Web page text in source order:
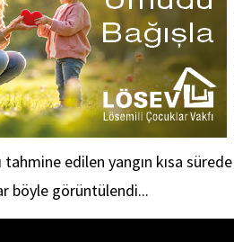
tahmine edilen yangın kısa
böyle görüntülendi...